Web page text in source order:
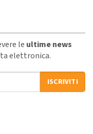
le ultime news
elettronica.
ISCRIVITI